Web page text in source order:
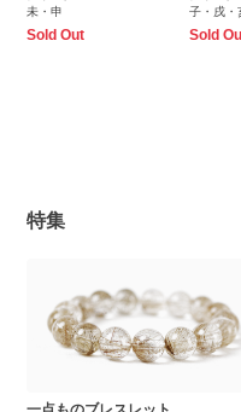
未・申
Sold Out
子・戌・
Sold
特集